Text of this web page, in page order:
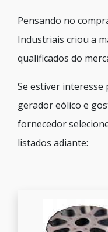
Pensando no
Industriais criou a
qualificados do
Se estiver interesse
gerador eólico e
fornecedor
listados adiante: